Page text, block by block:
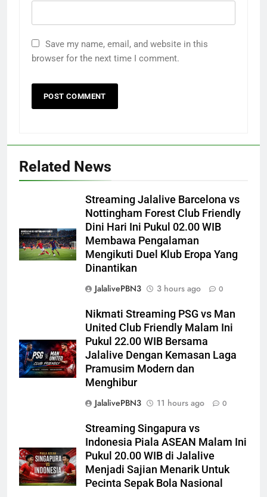
Save my name, email, and website in this
browser for the next time I comment.
Related News
Streaming Jalalive Barcelona vs
Nottingham Forest Club Friendly
Dini Hari Ini Pukul 02.00 WIB
Membawa Pengalaman
Mengikuti Duel Klub Eropa Yang
Dinantikan
JalalivePBN3
3 hours ago 0
Nikmati Streaming PSG vs Man
United Club Friendly Malam Ini
Pukul 22.00 WIB Bersama
Jalalive Dengan Kemasan Laga
Pramusim Modern dan
Menghibur
JalalivePBN3
11 hours ago 0
Streaming Singapura vs
Indonesia Piala ASEAN Malam Ini
Pukul 20.00 WIB di Jalalive
Menjadi Sajian Menarik Untuk
Pecinta Sepak Bola Nasional